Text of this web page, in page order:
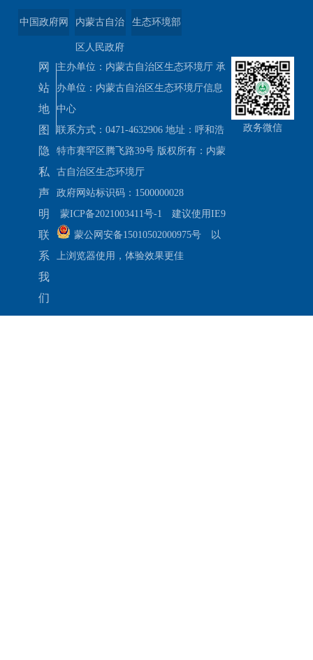
中国政府网 内蒙古自治
区人民政府
生态环境部
网
站
地
图
隐
私
声
明
联
系
我
们
主办单位：内蒙古自治区生态环境厅 承
办单位：内蒙古自治区生态环境厅信息
中心
联系方式：0471-4632906 地址：呼和浩
特市赛罕区腾飞路39号 版权所有：内蒙
古自治区生态环境厅
政府网站标识码：1500000028
蒙ICP备2021003411号-1
蒙公网安备15010502000975号
建议使用IE9
以
上浏览器使用，体验效果更佳
政务微信